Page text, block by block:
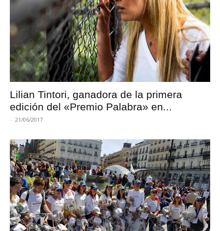
Lilian Tintori, ganadora de la primera
edición del «Premio Palabra» en...
- 21/06/2017